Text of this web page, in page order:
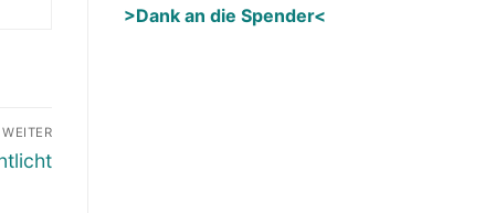
WEITER
>Dank an die Spender<